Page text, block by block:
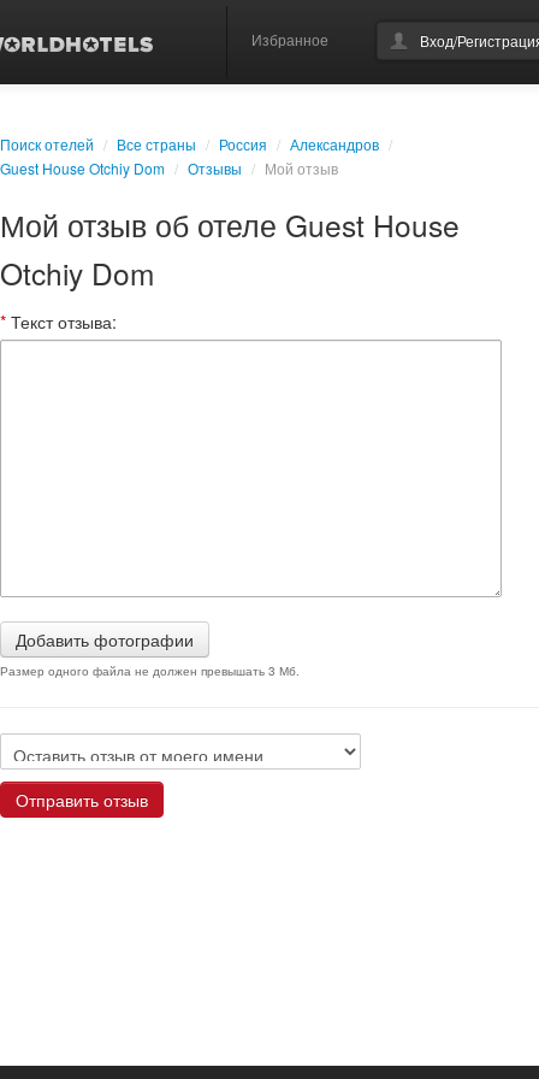
Избранное Вход/
Поиск отелей / Все страны / Россия / Александров /
Guest House Otchiy Dom / Отзывы / Мой отзыв
Мой отзыв об отеле Guest House
Otchiy Dom
* Текст отзыва:
Добавить фотографии
Размер одного файла не должен превышать 3 Мб.
Отправить отзыв